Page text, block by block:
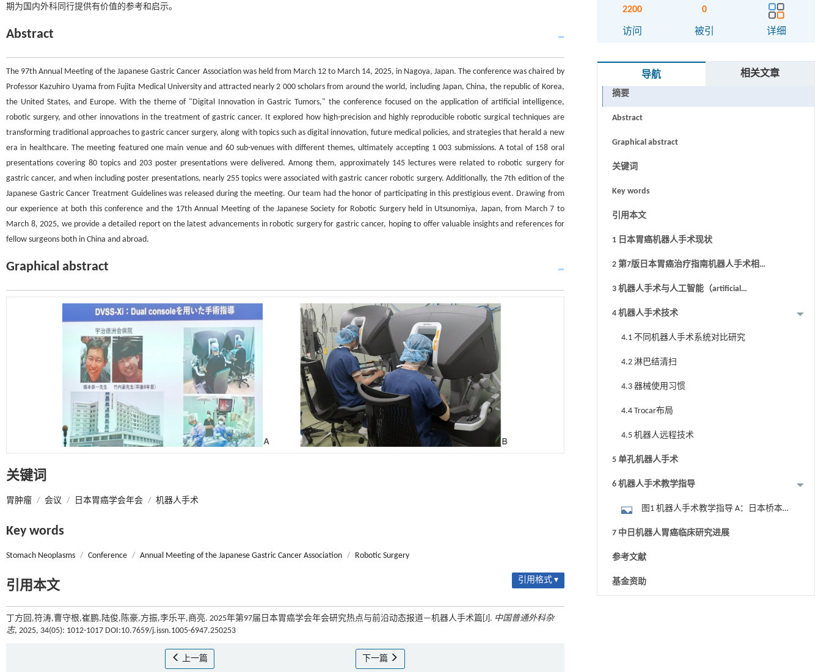
期为国内外科同行提供有价值的参考和启示。
Abstract
The 97th Annual Meeting of the Japanese Gastric Cancer Association was held from March 12 to March 14, 2025, in Nagoya, Japan. The conference was chaired by
Professor Kazuhiro Uyama from Fujita Medical University and attracted nearly 2 000 scholars from around the world, including Japan, China, the republic of Korea,
the United States, and Europe. With the theme of "Digital Innovation in Gastric Tumors," the conference focused on the application of artificial intelligence,
robotic surgery, and other innovations in the treatment of gastric cancer. It explored how high-precision and highly reproducible robotic surgical techniques are
transforming traditional approaches to gastric cancer surgery, along with topics such as digital innovation, future medical policies, and strategies that herald a new
era in healthcare. The meeting featured one main venue and 60 sub-venues with different themes, ultimately accepting 1 003 submissions. A total of 158 oral
presentations covering 80 topics and 203 poster presentations were delivered. Among them, approximately 145 lectures were related to robotic surgery for
gastric cancer, and when including poster presentations, nearly 255 topics were associated with gastric cancer robotic surgery. Additionally, the 7th edition of the
Japanese Gastric Cancer Treatment Guidelines was released during the meeting. Our team had the honor of participating in this prestigious event. Drawing from
our experience at both this conference and the 17th Annual Meeting of the Japanese Society for Robotic Surgery held in Utsunomiya, Japan, from March 7 to
March 8, 2025, we provide a detailed report on the latest advancements in robotic surgery for gastric cancer, hoping to offer valuable insights and references for
fellow surgeons both in China and abroad.
Graphical abstract
关键词
胃肿瘤 / 会议 / 日本胃癌学会年会 / 机器人手术
Key words
Stomach Neoplasms / Conference / Annual Meeting of the Japanese Gastric Cancer Association / Robotic Surgery
引用本文 引用格式 ▾
丁方回,符涛,曹守根,崔鹏,陆俊,陈豪,方振,李乐平,商亮. 2025年第97届日本胃癌学会年会研究热点与前沿动态报道—机器人手术篇[J]. 中国普通外科杂
志, 2025, 34(05): 1012-1017 DOI:10.7659/j.issn.1005-6947.250253
上一篇 下一篇
2200
访问
0
被引 详细
导航 相关文章
摘要
Abstract
Graphical abstract
关键词
Key words
引用本文
1 日本胃癌机器人手术现状
2 第7版日本胃癌治疗指南机器人手术相关
更新
3 机器人手术与人工智能（artificial
intelligence，AI）
4 机器人手术技术
4.1 不同机器人手术系统对比研究
4.2 淋巴结清扫
4.3 器械使用习惯
4.4 Trocar布局
4.5 机器人远程技术
5 单孔机器人手术
6 机器人手术教学指导
图1 机器人手术教学指导 A：日本桥本
教授指导1名毕业后工作8年的医生完成机
也教授在双控制台系统指导下级医生
7 中日机器人胃癌临床研究进展
参考文献
基金资助